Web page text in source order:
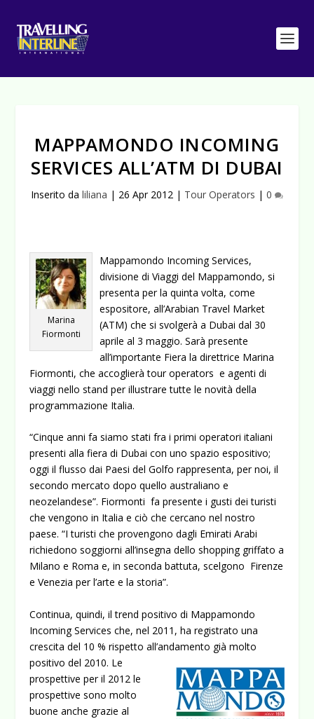
MAPPAMONDO INCOMING
SERVICES ALL’ATM DI DUBAI
Inserito da liliana | 26 Apr 2012 | Tour Operators | 0
Marina
Fiormonti
Mappamondo Incoming Services,
divisione di Viaggi del Mappamondo, si
presenta per la quinta volta, come
espositore, all’Arabian Travel Market
(ATM) che si svolgerà a Dubai dal 30
aprile al 3 maggio. Sarà presente
all’importante Fiera la direttrice Marina
Fiormonti, che accoglierà tour operators e agenti di
viaggi nello stand per illustrare tutte le novità della
programmazione Italia.
“Cinque anni fa siamo stati fra i primi operatori italiani
presenti alla fiera di Dubai con uno spazio espositivo;
oggi il flusso dai Paesi del Golfo rappresenta, per noi, il
secondo mercato dopo quello australiano e
neozelandese”. Fiormonti fa presente i gusti dei turisti
che vengono in Italia e ciò che cercano nel nostro
paese. “I turisti che provengono dagli Emirati Arabi
richiedono soggiorni all’insegna dello shopping griffato a
Milano e Roma e, in seconda battuta, scelgono Firenze
e Venezia per l’arte e la storia”.
Continua, quindi, il trend positivo di Mappamondo
Incoming Services che, nel 2011, ha registrato una
crescita del 10 % rispetto all’andamento già molto
positivo del 2010. Le
prospettive per il 2012 le
prospettive sono molto
buone anche grazie al